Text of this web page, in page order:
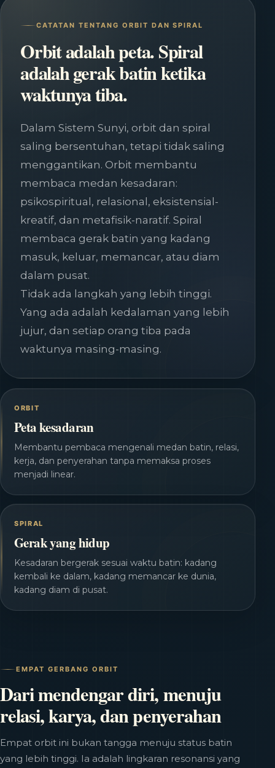
CATATAN TENTANG ORBIT DAN SPIRAL
Orbit adalah peta. Spiral
adalah gerak batin ketika
waktunya tiba.
Dalam Sistem Sunyi, orbit dan spiral
saling bersentuhan, tetapi tidak saling
menggantikan. Orbit membantu
membaca medan kesadaran:
psikospiritual, relasional, eksistensial-
kreatif, dan metafisik-naratif. Spiral
membaca gerak batin yang kadang
masuk, keluar, memancar, atau diam
dalam pusat.
Tidak ada langkah yang lebih tinggi.
Yang ada adalah kedalaman yang lebih
jujur, dan setiap orang tiba pada
waktunya masing-masing.
ORBIT
Peta kesadaran
Membantu pembaca mengenali medan batin, relasi,
kerja, dan penyerahan tanpa memaksa proses
menjadi linear.
SPIRAL
Gerak yang hidup
Kesadaran bergerak sesuai waktu batin: kadang
kembali ke dalam, kadang memancar ke dunia,
kadang diam di pusat.
EMPAT GERBANG ORBIT
Dari mendengar diri, menuju
relasi, karya, dan penyerahan
Empat orbit ini bukan tangga menuju status batin
yang lebih tinggi. Ia adalah lingkaran resonansi yang